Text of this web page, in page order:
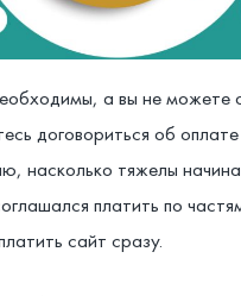
а вы не можете
договориться об
насколько тяжелы
платить по
сайт сразу.